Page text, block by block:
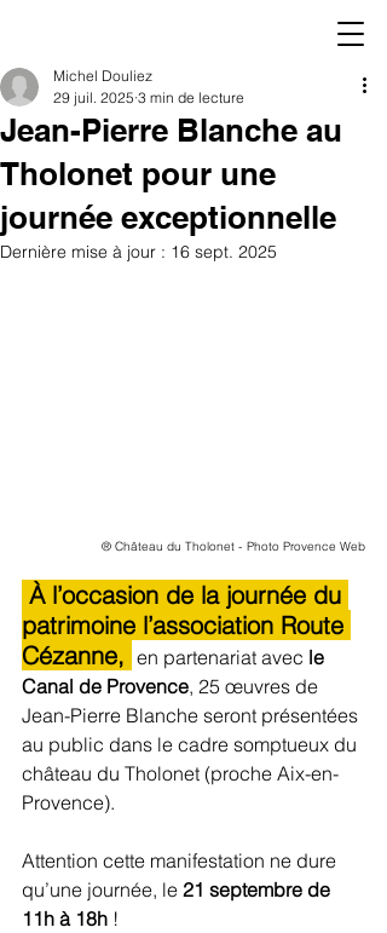
Jean-Pierre Blanche au
Tholonet pour une
journée exceptionnelle
Michel Douliez
29 juil. 2025 3 min de lecture
Dernière mise à jour : 16 sept. 2025
® Château du Tholonet - Photo Provence Web
patrimoine l’association Route
Cézanne, en partenariat avec le
Canal de Provence, 25 œuvres de
Jean-Pierre Blanche seront présentées
au public dans le cadre somptueux du
château du Tholonet (proche Aix-en-
Provence).
Attention cette manifestation ne dure
qu’une journée, le 21 septembre de
11h à 18h !